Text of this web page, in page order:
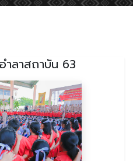
ำลาสถาบัน 63